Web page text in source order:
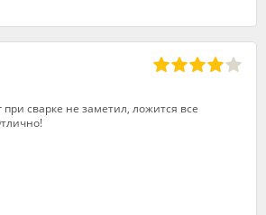
сварке не заметил, ложится все